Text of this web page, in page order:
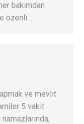
bakımdan
özenli…
ve mevlit
5 vakit